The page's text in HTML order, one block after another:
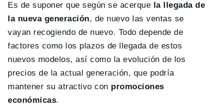
Es de suponer que según se acerque la llegada de
la nueva generación, de nuevo las ventas se
vayan recogiendo de nuevo. Todo depende de
factores como los plazos de llegada de estos
nuevos modelos, así como la evolución de los
precios de la actual generación, que podría
mantener su atractivo con promociones
económicas.